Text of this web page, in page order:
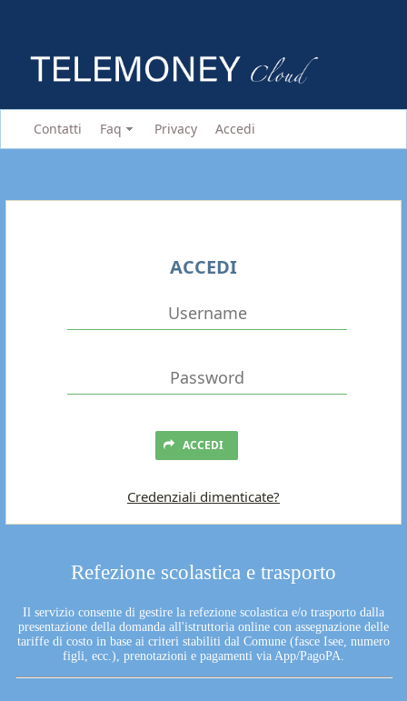
Contatti Faq Privacy Accedi
Refezione scolastica e trasporto
Il servizio consente di gestire la refezione scolastica e/o trasporto dalla
presentazione della domanda all'istruttoria online con assegnazione delle
tariffe di costo in base ai criteri stabiliti dal Comune (fasce Isee, numero
figli, ecc.), prenotazioni e pagamenti via App/PagoPA.
ACCEDI
ACCEDI
Credenziali dimenticate?